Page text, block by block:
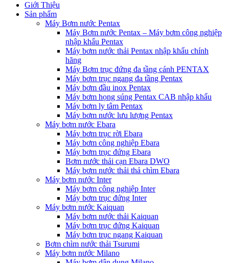
Giới Thiệu
Sản phẩm
Máy Bơm nước Pentax
Máy Bơm nước Pentax – Máy bơm công nghiệp
nhập khẩu Pentax
Máy bơm nước thải Pentax nhập khẩu chính
hãng
Máy Bơm trục đứng đa tầng cánh PENTAX
Máy bơm trục ngang đa tầng Pentax
Máy bơm đầu inox Pentax
Máy bơm họng súng Pentax CAB nhập khẩu
Máy bơm ly tâm Pentax
Máy bơm nước lưu lượng Pentax
Máy bơm nước Ebara
Máy bơm trục rời Ebara
Máy bơm công nghiệp Ebara
Máy bơm trục đứng Ebara
Bơm nước thải cạn Ebara DWO
Máy bơm nước thải thả chìm Ebara
Máy bơm nước Inter
Máy bơm công nghiệp Inter
Máy bơm trục đứng Inter
Máy bơm nước Kaiquan
Máy bơm nước thải Kaiquan
Máy bơm trục đứng Kaiquan
Máy bơm trục ngang Kaiquan
Bơm chìm nước thải Tsurumi
Máy bơm nước Milano